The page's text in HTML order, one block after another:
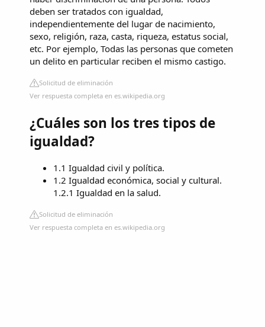
deben ser tratados con igualdad,
independientemente del lugar de nacimiento,
sexo, religión, raza, casta, riqueza, estatus social,
etc. Por ejemplo, Todas las personas que cometen
un delito en particular reciben el mismo castigo.
Solicitud de eliminación
Ver respuesta completa en es.wikipedia.org
¿Cuáles son los tres tipos de
igualdad?
1.1 Igualdad civil y política.
1.2 Igualdad económica, social y cultural.
1.2.1 Igualdad en la salud.
Solicitud de eliminación
Ver respuesta completa en es.wikipedia.org